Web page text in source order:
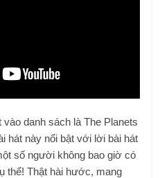
danh sách là The Planets
hát này nổi bật với lời bài hát
số người không bao giờ có
thể! Thật hài hước, mang